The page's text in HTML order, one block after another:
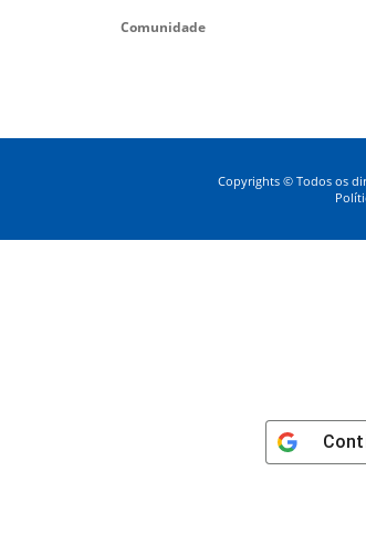
Comunidade
Copyrights © Todos os